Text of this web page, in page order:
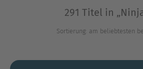
291 Titel in
Sortierung: am beliebtesten